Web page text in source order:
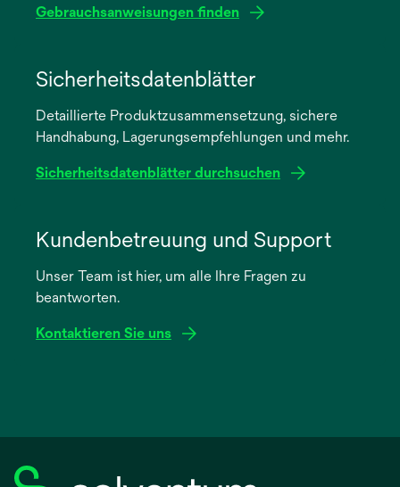
Gebrauchsanweisungen finden
neuen
Registerkarte
Sicherheitsdatenblätter
Detaillierte Produktzusammensetzung, sichere
Handhabung, Lagerungsempfehlungen und mehr.
Sicherheitsdatenblätter durchsuchen
neuen
Registerkarte
Kundenbetreuung und Support
Unser Team ist hier, um alle Ihre Fragen zu
beantworten.
Kontaktieren Sie uns